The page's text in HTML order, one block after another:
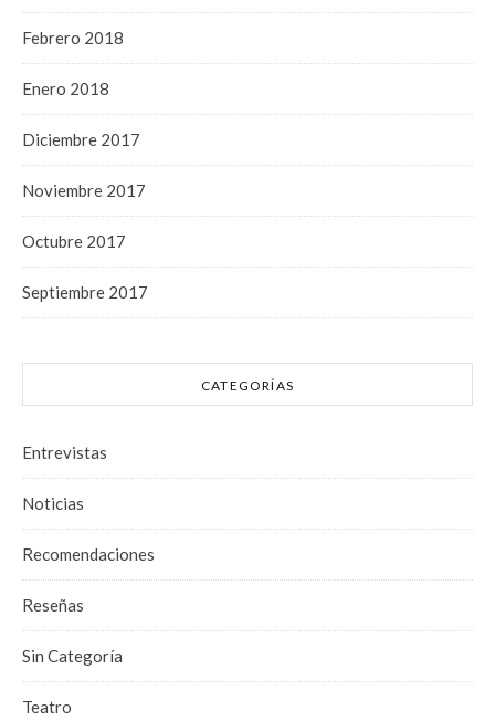
Febrero 2018
Enero 2018
Diciembre 2017
Noviembre 2017
Octubre 2017
Septiembre 2017
CATEGORÍAS
Entrevistas
Noticias
Recomendaciones
Reseñas
Sin Categoría
Teatro